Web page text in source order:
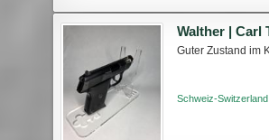
Walther | Carl
Guter Zustand im
Schweiz-